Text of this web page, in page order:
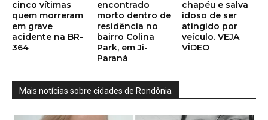
cinco vítimas
quem morreram
em grave
acidente na BR-
364
encontrado
morto dentro de
residência no
bairro Colina
Park, em Ji-
Paraná
chapéu e salva
idoso de ser
atingido por
veículo. VEJA
VÍDEO
Mais notícias sobre cidades de Rondônia